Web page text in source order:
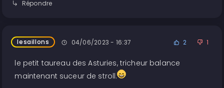
Répondre
lesaillons 04/06/2023 - 16:37 2 1
le petit taureau des Asturies, tricheur balance
maintenant suceur de stroll.